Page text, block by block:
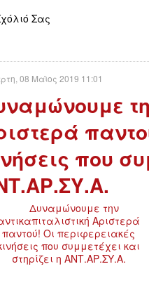
Σας
08 Μαϊος 2019 11:01
που